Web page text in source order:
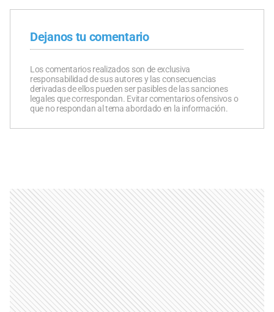
Dejanos tu comentario
Los comentarios realizados son de exclusiva
responsabilidad de sus autores y las consecuencias
derivadas de ellos pueden ser pasibles de las sanciones
legales que correspondan. Evitar comentarios ofensivos o
que no respondan al tema abordado en la información.